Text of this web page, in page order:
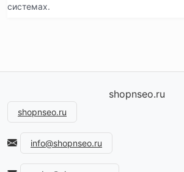
системах.
shopnseo.ru
shopnseo.ru
info@shopnseo.ru